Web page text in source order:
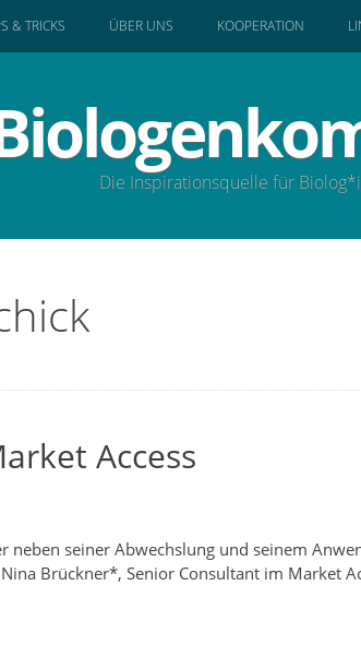
& TRICKS ÜBER UNS KOOPERATION
Die Inspirationsquelle für
Access
neben seiner Abwechslung und seinem
Brückner*, Senior Consultant im Market